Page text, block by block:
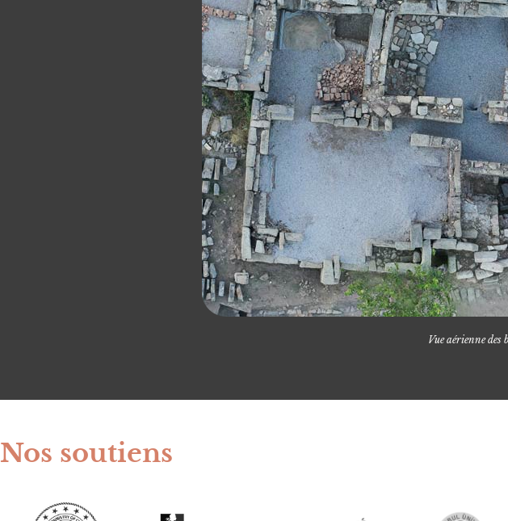
Vue aérienne
Nos soutiens